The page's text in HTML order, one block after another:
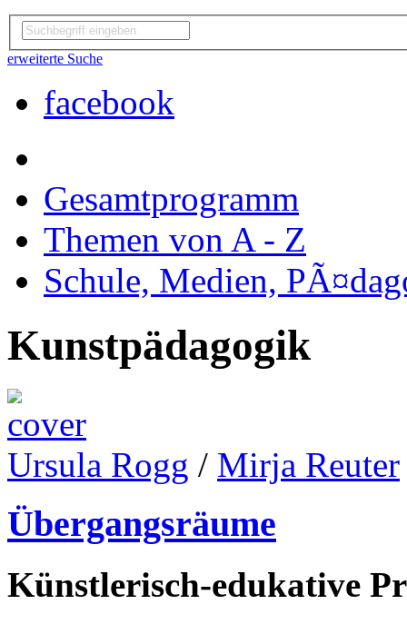
erweiterte Suche
facebook
Gesamtprogramm
Themen von A - Z
Schule, Medien,
Kunstpädagogik
Ursula Rogg / Mirja Reuter
Übergangsräume
Künstlerisch-edukative